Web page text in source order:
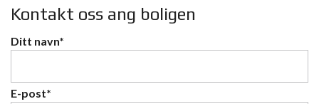
Kontakt oss ang boligen
Ditt navn*
E-post*